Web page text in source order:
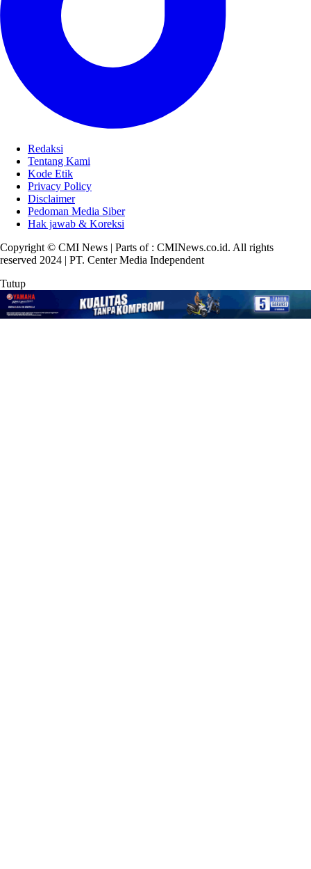
Redaksi
Tentang Kami
Kode Etik
Privacy Policy
Disclaimer
Pedoman Media Siber
Hak jawab & Koreksi
Copyright © CMI News | Parts of : CMINews.co.id. All rights
reserved 2024 | PT. Center Media Independent
Tutup